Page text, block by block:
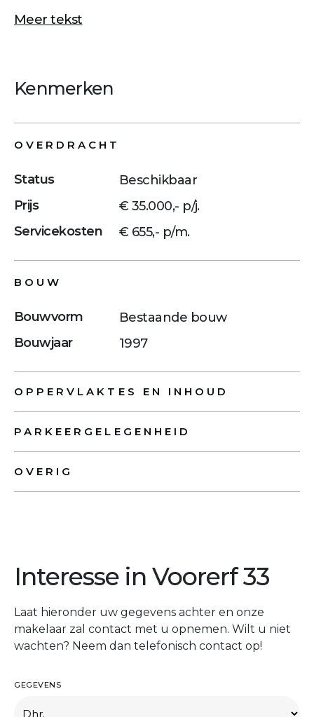
Meer tekst
Kenmerken
OVERDRACHT
Status
Beschikbaar
Prijs
€ 35.000,- p/j.
Servicekosten
€ 655,- p/m.
BOUW
Bouwvorm
Bestaande bouw
Bouwjaar
1997
OPPERVLAKTES EN INHOUD
PARKEERGELEGENHEID
OVERIG
Interesse in Voorerf 33
Laat hieronder uw gegevens achter en onze
makelaar zal contact met u opnemen. Wilt u niet
wachten? Neem dan telefonisch contact op!
GEGEVENS